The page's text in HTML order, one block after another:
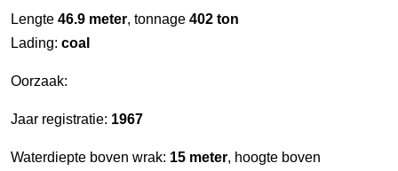
Lengte 46.9 meter, tonnage 402 ton
Lading: coal
Oorzaak:
Jaar registratie: 1967
Waterdiepte boven wrak: 15 meter, hoogte boven